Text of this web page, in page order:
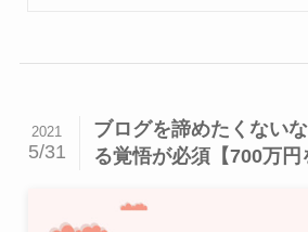
ブログを諦めたくない
る覚悟が必須【700万円
2021
5/31